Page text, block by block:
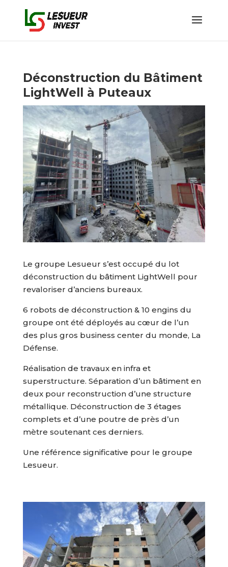
Déconstruction du Bâtiment
LightWell à Puteaux
Le groupe Lesueur s’est occupé du lot
déconstruction du bâtiment LightWell pour
revaloriser d’anciens bureaux.
6 robots de déconstruction & 10 engins du
groupe ont été déployés au cœur de l’un
des plus gros business center du monde, La
Défense.
Réalisation de travaux en infra et
superstructure. Séparation d’un bâtiment en
deux pour reconstruction d’une structure
métallique. Déconstruction de 3 étages
complets et d’une poutre de près d’un
mètre soutenant ces derniers.
Une référence significative pour le groupe
Lesueur.